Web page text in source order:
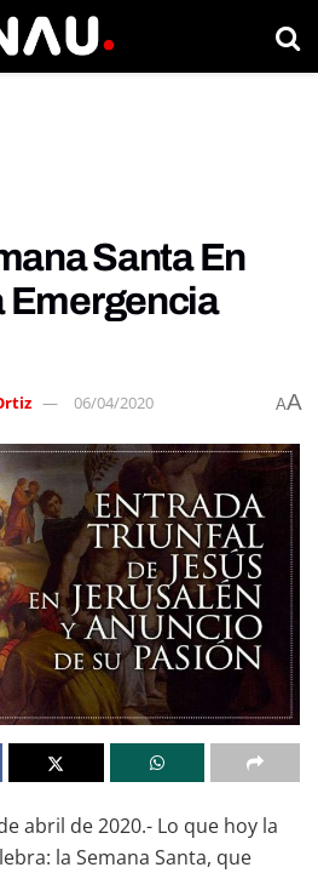
Santa En
Emergencia
06/04/2020 AA
abril de 2020.- Lo que hoy la
la Semana Santa, que